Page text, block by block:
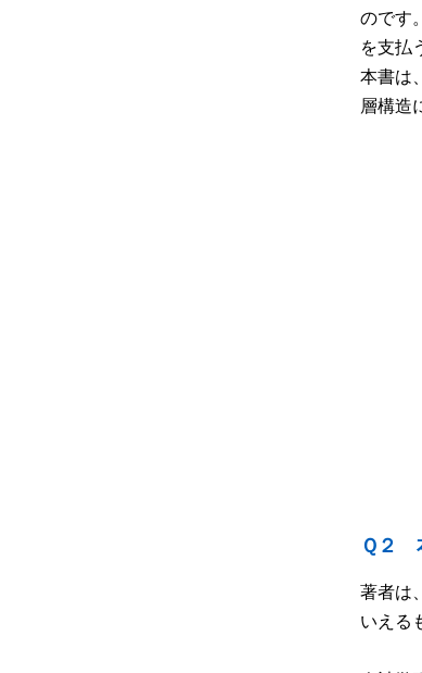
のです
を支払
本書は
層構造
Ｑ２
著者は
いえる